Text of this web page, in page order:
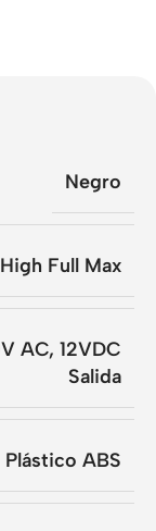
Negro
High Full Max
AC, 12VDC
Salida
Plástico ABS